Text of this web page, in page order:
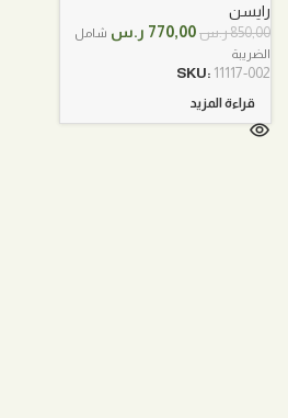
رايسن
850,00ر.س السعر
هو:
770,00 ر.س السعر
شامل
الضريبة
SKU: 11117-002
قراءة المزيد